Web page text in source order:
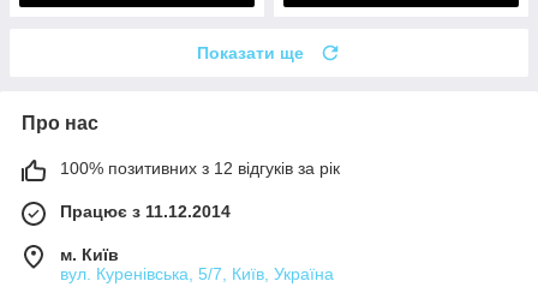
Показати ще
Про нас
100% позитивних з 12 відгуків за рік
Працює з 11.12.2014
м. Київ
вул. Куренівська, 5/7, Київ, Україна